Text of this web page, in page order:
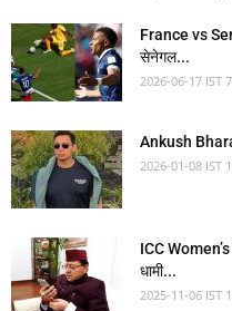
France vs
सेनेगल...
2026-06-17 IST
Ankush
2026-01-08 IST
ICC
धामी...
2025-11-06 IST